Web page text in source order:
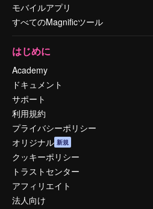
モバイルアプリ
すべてのMagnificツール
はじめに
Academy
ドキュメント
サポート
利用規約
プライバシーポリシー
オリジナル 新規
クッキーポリシー
トラストセンター
アフィリエイト
法人向け